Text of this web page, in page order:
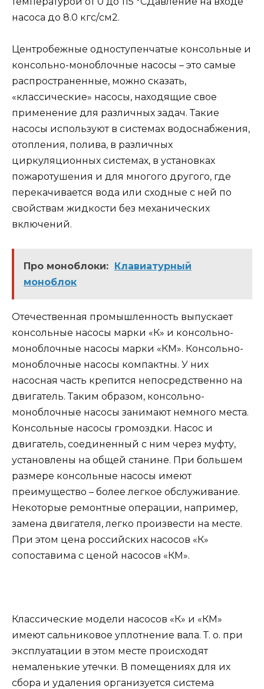
насоса до 8.0 кгс/см2.
Центробежные одноступенчатые консольные и
консольно-моноблочные насосы – это самые
распространенные, можно сказать,
«классические» насосы, находящие свое
применение для различных задач. Такие
насосы используют в системах водоснабжения,
отопления, полива, в различных
циркуляционных системах, в установках
пожаротушения и для многого другого, где
перекачивается вода или сходные с ней по
свойствам жидкости без механических
включений.
Про моноблоки: Клавиатурный
моноблок
Отечественная промышленность выпускает
консольные насосы марки «К» и консольно-
моноблочные насосы марки «КМ». Консольно-
моноблочные насосы компактны. У них
насосная часть крепится непосредственно на
двигатель. Таким образом, консольно-
моноблочные насосы занимают немного места.
Консольные насосы громоздки. Насос и
двигатель, соединенный с ним через муфту,
установлены на общей станине. При большем
размере консольные насосы имеют
преимущество – более легкое обслуживание.
Некоторые ремонтные операции, например,
замена двигателя, легко произвести на месте.
При этом цена российских насосов «К»
сопоставима с ценой насосов «КМ».
Классические модели насосов «К» и «КМ»
имеют сальниковое уплотнение вала. Т. о. при
эксплуатации в этом месте происходят
немаленькие утечки. В помещениях для их
сбора и удаления организуется система